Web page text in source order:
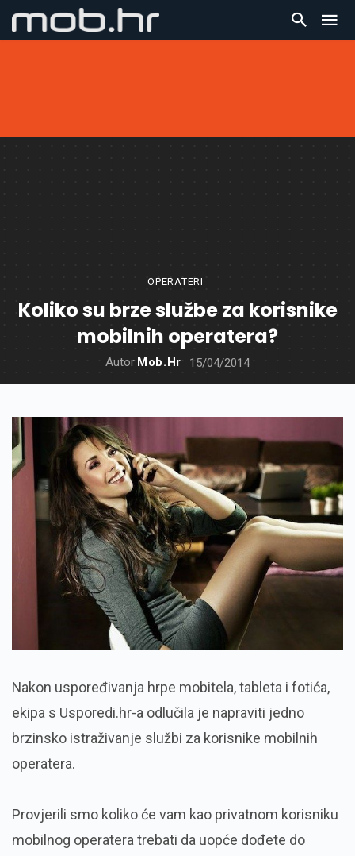
OPERATERI
Koliko su brze službe za korisnike
mobilnih operatera?
Autor Mob.hr 15/04/2014
Nakon uspoređivanja hrpe mobitela, tableta i fotića,
ekipa s Usporedi.hr-a odlučila je napraviti jedno
brzinsko istraživanje službi za korisnike mobilnih
operatera.
Provjerili smo koliko će vam kao privatnom korisniku
mobilnog operatera trebati da uopće dođete do